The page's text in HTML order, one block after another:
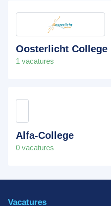
Oosterlicht College
1 vacatures
Alfa-College
0 vacatures
Vacatures